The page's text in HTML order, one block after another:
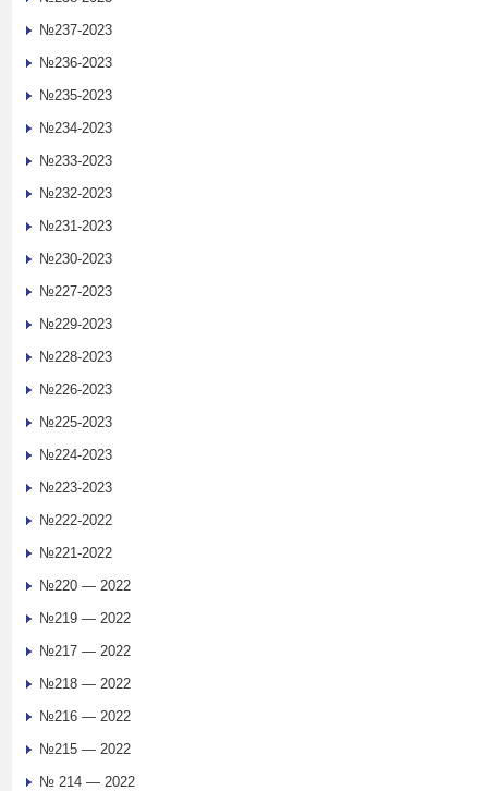
№237-2023
№236-2023
№235-2023
№234-2023
№233-2023
№232-2023
№231-2023
№230-2023
№227-2023
№229-2023
№228-2023
№226-2023
№225-2023
№224-2023
№223-2023
№222-2022
№221-2022
№220 — 2022
№219 — 2022
№217 — 2022
№218 — 2022
№216 — 2022
№215 — 2022
№ 214 — 2022